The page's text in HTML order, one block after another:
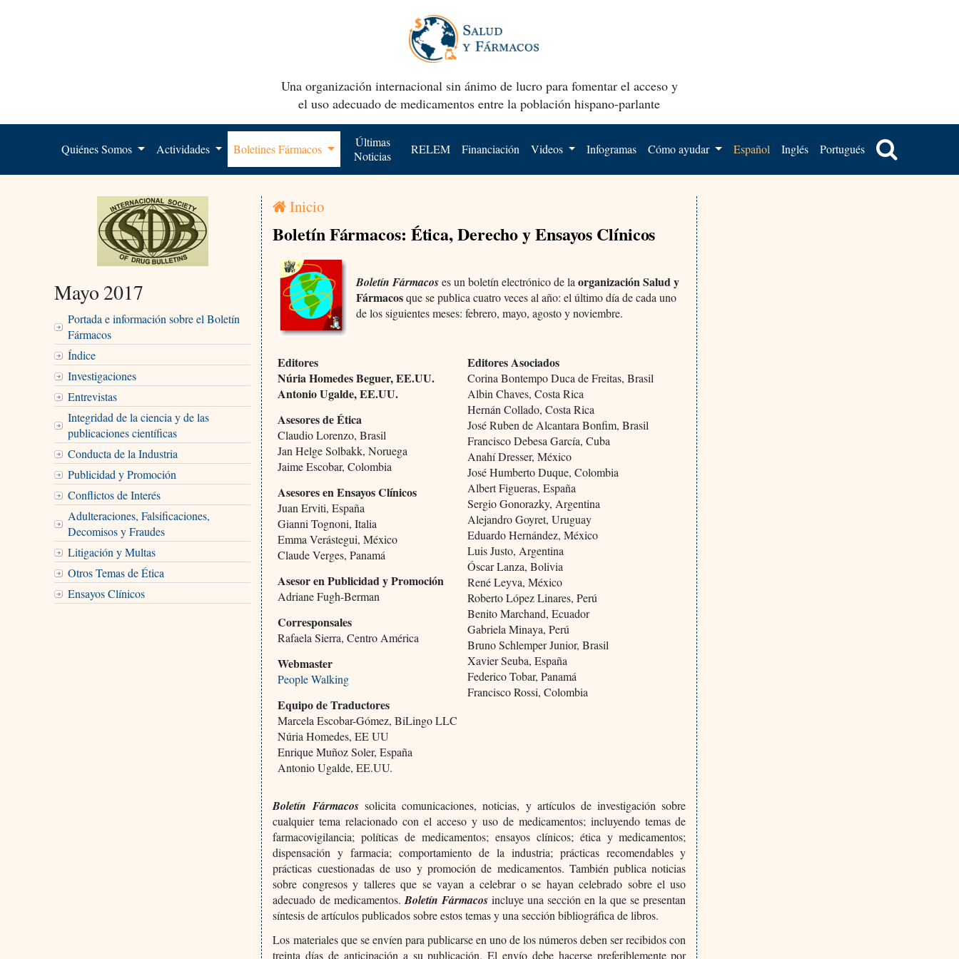
Una organización internacional sin ánimo de lucro para fomentar el acceso y
el uso adecuado de medicamentos entre la población hispano-parlante
Quiénes Somos Actividades Boletines Fármacos
Últimas
Noticias
RELEM Financiación Videos Infogramas Cómo ayudar Español Inglés Portugués
Mayo 2017
Portada e información sobre el Boletín
Fármacos
Índice
Investigaciones
Entrevistas
Integridad de la ciencia y de las
publicaciones científicas
Conducta de la Industria
Publicidad y Promoción
Conflictos de Interés
Adulteraciones, Falsificaciones,
Decomisos y Fraudes
Litigación y Multas
Otros Temas de Ética
Ensayos Clínicos
Inicio
Boletín Fármacos: Ética, Derecho y Ensayos Clínicos
Boletín Fármacoses un boletín electrónico de laorganización Salud y
Fármacosque se publica cuatro veces al año: el último día de cada uno
de los siguientes meses: febrero, mayo, agosto y noviembre.
Editores
Núria Homedes Beguer, EE.UU.
Antonio Ugalde, EE.UU.
Asesores de Ética
Claudio Lorenzo, Brasil
Jan Helge Solbakk, Noruega
Jaime Escobar, Colombia
Asesores en Ensayos Clínicos
Juan Erviti, España
Gianni Tognoni, Italia
Emma Verástegui, México
Claude Verges, Panamá
Asesor en Publicidad y Promoción
Adriane Fugh-Berman
Corresponsales
Rafaela Sierra, Centro América
Webmaster
People Walking
Equipo de Traductores
Marcela Escobar-Gómez, BiLingo LLC
Núria Homedes, EE UU
Enrique Muñoz Soler, España
Antonio Ugalde, EE.UU.
Editores Asociados
Corina Bontempo Duca de Freitas, Brasil
Albin Chaves, Costa Rica
Hernán Collado, Costa Rica
José Ruben de Alcantara Bonfim, Brasil
Francisco Debesa García, Cuba
Anahí Dresser, México
José Humberto Duque, Colombia
Albert Figueras, España
Sergio Gonorazky, Argentina
Alejandro Goyret, Uruguay
Eduardo Hernández, México
Luis Justo, Argentina
Óscar Lanza, Bolivia
René Leyva, México
Roberto López Linares, Perú
Benito Marchand, Ecuador
Gabriela Minaya, Perú
Bruno Schlemper Junior, Brasil
Xavier Seuba, España
Federico Tobar, Panamá
Francisco Rossi, Colombia
Boletín Fármacossolicita comunicaciones, noticias, y artículos de investigación sobre
cualquier tema relacionado con el acceso y uso de medicamentos; incluyendo temas de
farmacovigilancia; políticas de medicamentos; ensayos clínicos; ética y medicamentos;
dispensación y farmacia; comportamiento de la industria; prácticas recomendables y
prácticas cuestionadas de uso y promoción de medicamentos. También publica noticias
sobre congresos y talleres que se vayan a celebrar o se hayan celebrado sobre el uso
adecuado de medicamentos. Boletín Fármacosincluye una sección en la que se presentan
síntesis de artículos publicados sobre estos temas y una sección bibliográfica de libros.
Los materiales que se envíen para publicarse en uno de los números deben ser recibidos con
treinta días de anticipación a su publicación. El envío debe hacerse preferiblemente por